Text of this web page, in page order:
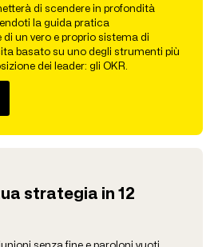
di scendere in profondità
la guida pratica
di un vero e proprio sistema di
basato su uno degli strumenti più
dei leader: gli OKR.
strategia in 12